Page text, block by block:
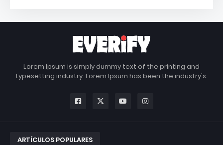
Lorem Ipsum is simply dummy text of the printing and
typesetting industry. Lorem Ipsum has been the industry's.
ARTÍCULOS POPULARES